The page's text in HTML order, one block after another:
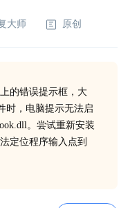
大师 原创
的错误提示框，大
时，电脑提示无法启
。尝试重新安装
定位程序输入点到